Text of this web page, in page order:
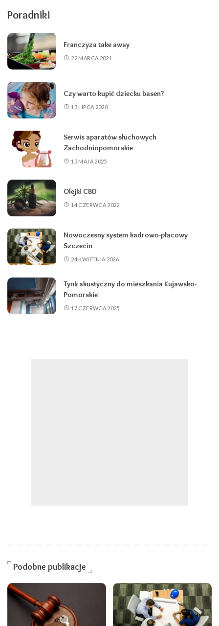
Poradniki
Franczyza take away
22 MARCA 2021
Czy warto kupić dziecku basen?
13 LIPCA 2020
Serwis aparatów słuchowych
Zachodniopomorskie
13 MAJA 2025
Olejki CBD
14 CZERWCA 2022
Nowoczesny system kadrowo-płacowy
Szczecin
24 KWIETNIA 2026
Tynk akustyczny do mieszkania Kujawsko-
Pomorskie
17 CZERWCA 2025
Podobne publikacje